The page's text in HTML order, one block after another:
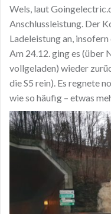
Wels, laut
Anschlussleistung. Der
Ladeleistung an,
Am 24.12. ging es (über
vollgeladen) wieder
die S5 rein). Es regnete
wie so häufig – etwas